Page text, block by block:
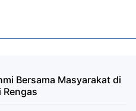
Bersama Masyarakat di
Rengas